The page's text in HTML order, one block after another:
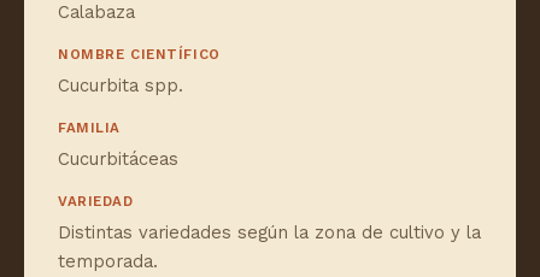
Calabaza
NOMBRE CIENTÍFICO
Cucurbita spp.
FAMILIA
Cucurbitáceas
VARIEDAD
Distintas variedades según la zona de cultivo y la
temporada.